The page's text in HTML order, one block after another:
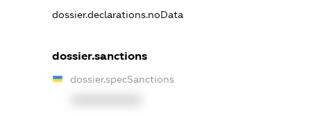
dossier.declarations.noData
dossier.sanctions
dossier.specSanctions